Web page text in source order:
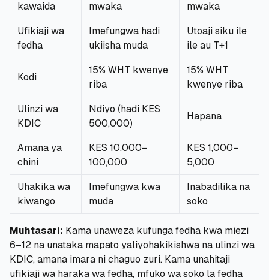
kawaida
mwaka
mwaka
Ufikiaji wa
fedha
Imefungwa hadi
ukiisha muda
Utoaji siku ile
ile au T+1
Kodi
15% WHT kwenye
riba
15% WHT
kwenye riba
Ulinzi wa
KDIC
Ndiyo (hadi KES
500,000)
Hapana
Amana ya
chini
KES 10,000–
100,000
KES 1,000–
5,000
Uhakika wa
kiwango
Imefungwa kwa
muda
Inabadilika na
soko
Muhtasari: Kama unaweza kufunga fedha kwa miezi
6–12 na unataka mapato yaliyohakikishwa na ulinzi wa
KDIC, amana imara ni chaguo zuri. Kama unahitaji
ufikiaji wa haraka wa fedha, mfuko wa soko la fedha